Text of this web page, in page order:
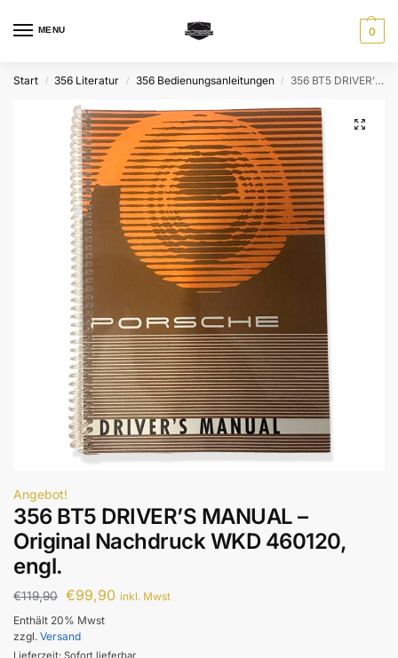
MENU 0
Start / 356 Literatur / 356 Bedienungsanleitungen / 356 BT5 DRIVER’S MANUAL – Original Nachdruck WKD 460120, engl.
Angebot!
356 BT5 DRIVER’S MANUAL –
Original Nachdruck WKD 460120,
engl.
€119,90 €99,90 inkl. Mwst
Enthält 20% Mwst
zzgl. Versand
Lieferzeit: Sofort lieferbar